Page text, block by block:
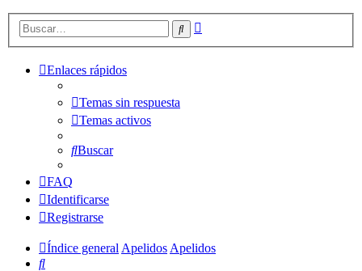
Buscar
Enlaces rápidos
Temas sin respuesta
Temas activos
Buscar
FAQ
Identificarse
Registrarse
Índice generalApelidosApelidos
Buscar